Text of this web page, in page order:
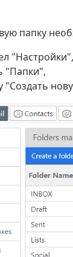
папку
"Папки",
"Создать